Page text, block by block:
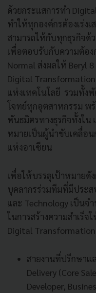
ด้วยกระแสการทำ
ทำให้ทุกองค์กรต้องเร่ง
สามารถให้กับทุกธุรกิจด้
เพื่อตอบรับกับความต้อง
Normal ส่งผลให้ Beryl
Digital
แห่งเทคโนโลยี รวมทั้
โจทย์ทุกอุตสาหกรรม พ
พันธมิตรทางธุรกิจทั้งใน
หมายเป็นผู้นำขับเคลื่อ
แห่งอาเซียน
เพื่อให้บรรลุเป้าหมายดั
บุคลากรร่วมทีมที่มีประ
และ Technology เป็นจ
ในการสร้างความสำเร็
Digital
สายงานที่ปรึกษา
Delivery (Core
Developer,